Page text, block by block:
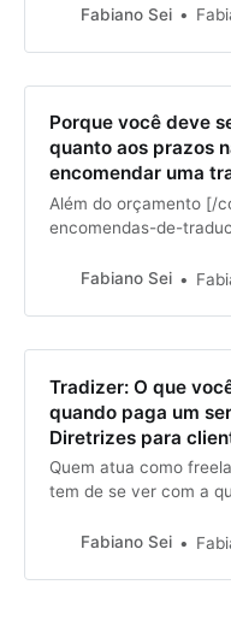
tradução pela
precisassobre o valor
Em alguns casos,
mas já contemplam a
de publicá-lo intern…
Fabiano Sei
Porque você deve
quanto aos prazos
encomendar uma
Além do orçamento [/
encomendas-de-
em outras ocasiões),
clientesde serviços de
formatação,
público que atendo
freqüência—o
Fabiano Sei
Tradizer: O que
quando paga um
Diretrizes para
Quem atua como
tem de se ver com a
serviços. Também
Fabiano Sei